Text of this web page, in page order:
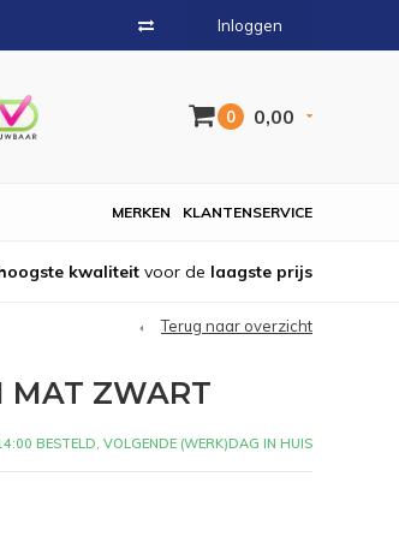
Inloggen
0 0,00
KLANTENSERVICE
MERKEN
kwaliteit voor de laagste prijs
Terug naar overzicht
MAT ZWART
BESTELD, VOLGENDE (WERK)DAG IN HUIS